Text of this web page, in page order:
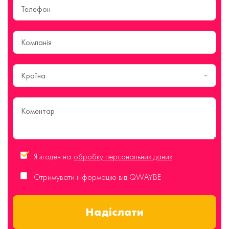
Країна
Я згоден на обробку персональних даних
Отримувати інформацію від QWAYBE
Надіслати